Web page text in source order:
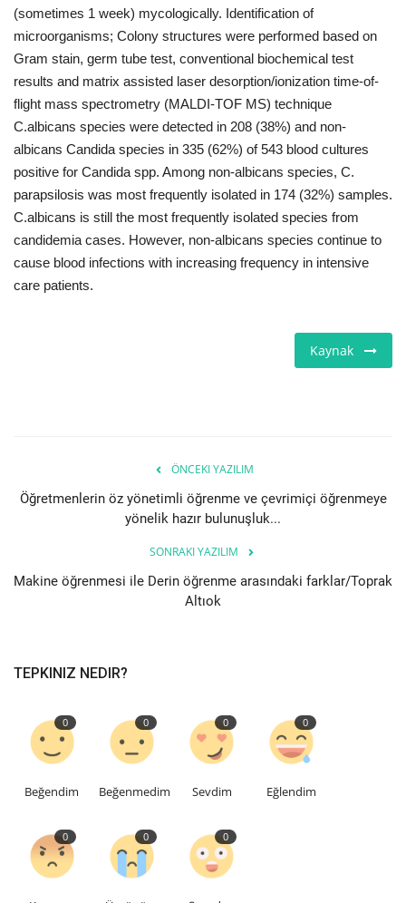
(sometimes 1 week) mycologically. Identification of
microorganisms; Colony structures were performed based on
Gram stain, germ tube test, conventional biochemical test
results and matrix assisted laser desorption/ionization time-of-
flight mass spectrometry (MALDI-TOF MS) technique
C.albicans species were detected in 208 (38%) and non-
albicans Candida species in 335 (62%) of 543 blood cultures
positive for Candida spp. Among non-albicans species, C.
parapsilosis was most frequently isolated in 174 (32%) samples.
C.albicans is still the most frequently isolated species from
candidemia cases. However, non-albicans species continue to
cause blood infections with increasing frequency in intensive
care patients.
Kaynak
ÖNCEKI YAZILIM
Öğretmenlerin öz yönetimli öğrenme ve çevrimiçi öğrenmeye
yönelik hazır bulunuşluk...
SONRAKI YAZILIM
Makine öğrenmesi ile Derin öğrenme arasındaki farklar/Toprak
Altıok
TEPKINIZ NEDIR?
0
Beğendim
0
Beğenmedim
0
Sevdim
0
Eğlendim
0 0 0